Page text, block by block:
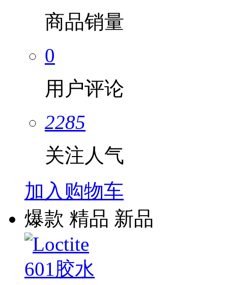
商品销量
0
用户评论
2285
关注人气
加入购物车
爆款 精品 新品